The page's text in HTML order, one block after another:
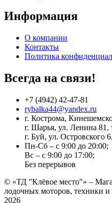
Информация
О компании
Контакты
Политика
Всегда на связи!
+7 (4942) 42-47-81
rybalka44@yandex.ru
г. Кострома,
г. Шарья, ул. Ленина 81,
г. Буй, ул. Островского
Пн-Сб – с 9:00 до 20:00;
Вс – с 9:00 до 17:00;
Без перерывов
© «ТД "Клёвое место"» –
лодочных моторов, техники и
2026